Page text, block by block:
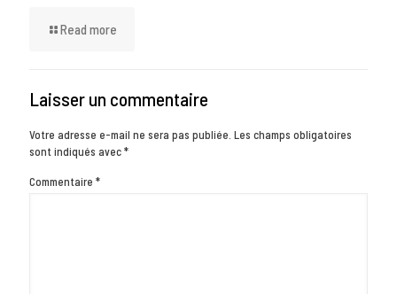
Read more
Laisser un commentaire
Votre adresse e-mail ne sera pas publiée. Les champs obligatoires
sont indiqués avec*
Commentaire *